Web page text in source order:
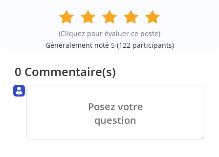
(Cliquez pour évaluer ce poste)
Généralement noté 5 (122 participants)
0 Commentaire(s)
Posez votre
question